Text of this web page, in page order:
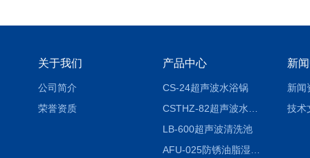
关于我们
公司简介
荣誉资质
产品中心
CS-24超声波水浴锅
LB-600超声波清洗池
新
新闻
技术